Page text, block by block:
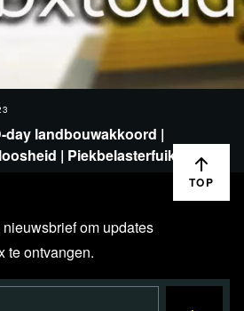
day landbouwakkoord |
| Piekbelasterfuik
TOP
om updates
te ontvangen.